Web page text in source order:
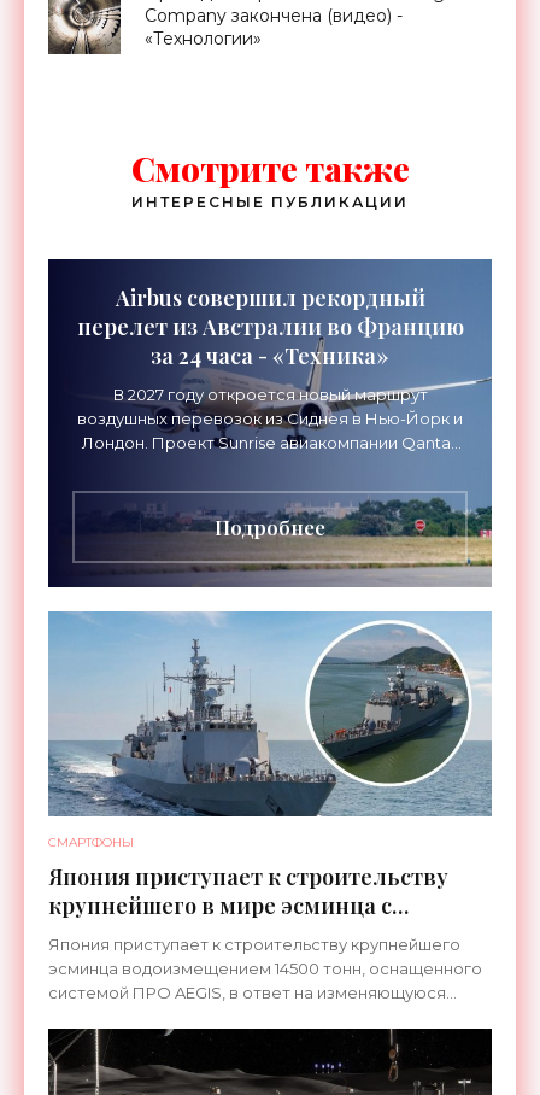
Company закончена (видео) -
«Технологии»
Смотрите также
ИНТЕРЕСНЫЕ ПУБЛИКАЦИИ
Airbus совершил рекордный
перелет из Австралии во Францию
за 24 часа - «Техника»
В 2027 году откроется новый маршрут
воздушных перевозок из Сиднея в Нью-Йорк и
Лондон. Проект Sunrise авиакомпании Qantas
длительностью до 24
Подробнее
СМАРТФОНЫ
Япония приступает к строительству
крупнейшего в мире эсминца с
системой ПРО AEGIS - «Оружие»
Япония приступает к строительству крупнейшего
эсминца водоизмещением 14500 тонн, оснащенного
системой ПРО AEGIS, в ответ на изменяющуюся
ракетные